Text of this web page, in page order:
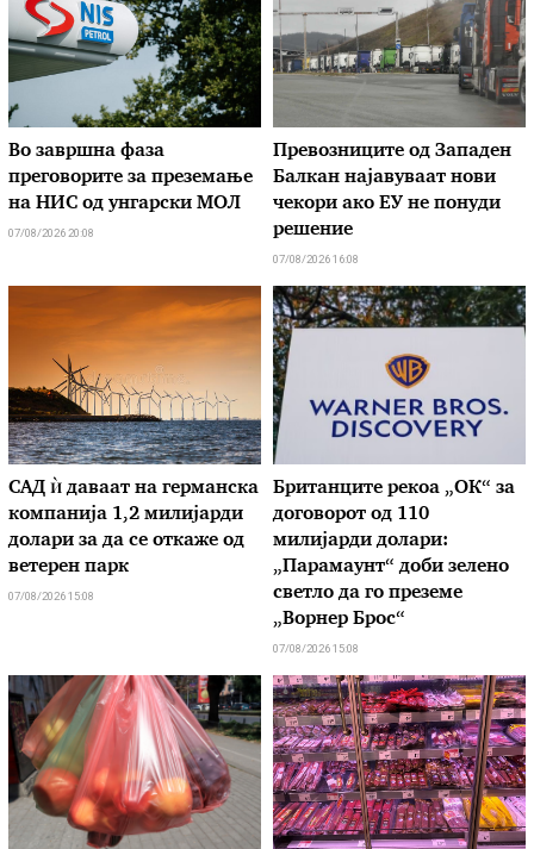
Во завршна фаза
преговорите за преземање
на НИС од унгарски МОЛ
07/08/2026 20:08
Превозниците од Западен
Балкан најавуваат нови
чекори ако ЕУ не понуди
решение
07/08/2026 16:08
САД ѝ даваат на германска
компанија 1,2 милијарди
долари за да се откаже од
ветерен парк
07/08/2026 15:08
Британците рекоа „ОК“ за
договорот од 110
милијарди долари:
„Парамаунт“ доби зелено
светло да го преземе
„Ворнер Брос“
07/08/2026 15:08